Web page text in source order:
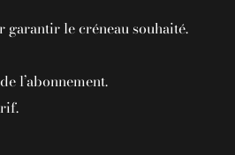
garantir le créneau souhaité.
l’abonnement.